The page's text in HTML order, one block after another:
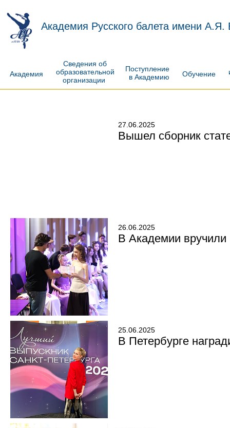
Академия Русского балета имени А.Я.
Академия
Сведения об
образовательной
организации
Поступление
в Академию
Обучение
27.06.2025
Вышел сборник
26.06.2025
В Академии
25.06.2025
В Петербурге